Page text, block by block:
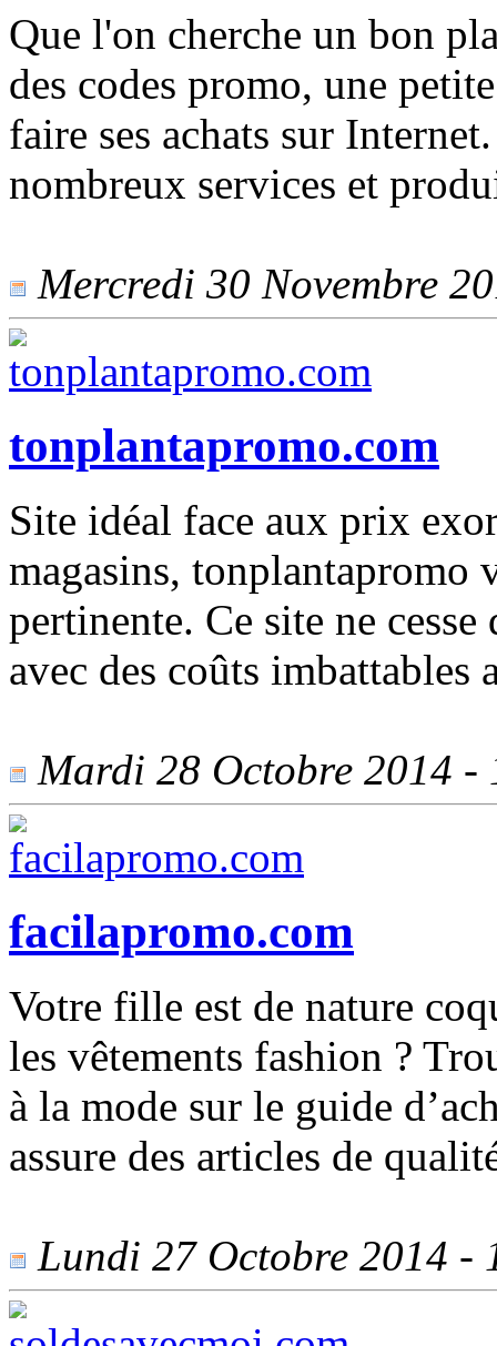
Que l'on cherche un bon
des codes promo, une
faire ses achats sur
nombreux services et
Mercredi 30 Novembre
tonplantapromo.com
Site idéal face aux prix
magasins, tonplantapromo
pertinente. Ce site ne
avec des coûts imbattables
Mardi 28 Octobre 2014 -
facilapromo.com
Votre fille est de nature
les vêtements fashion ?
à la mode sur le guide
assure des articles de
Lundi 27 Octobre 2014 -